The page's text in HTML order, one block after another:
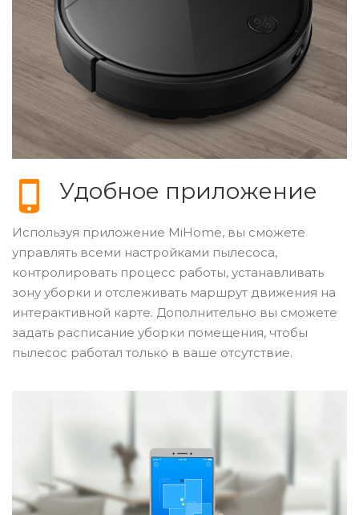
Удобное приложение
Используя приложение MiHome, вы сможете
управлять всеми настройками пылесоса,
контролировать процесс работы, устанавливать
зону уборки и отслеживать маршрут движения на
интерактивной карте. Дополнительно вы сможете
задать расписание уборки помещения, чтобы
пылесос работал только в ваше отсутствие.